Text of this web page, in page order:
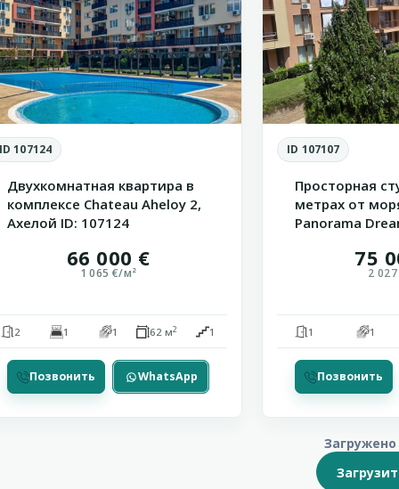
ID 107124
Двухкомнатная квартира в
комплексе Chateau Aheloy 2,
Ахелой ID: 107124
66 000 €
1 065 €/м²
2 1 1 62 м2 1
Позвонить WhatsApp
ID 107107
Просторная
метрах от
Panorama
75
2
1 1
Позвонить
Загружено